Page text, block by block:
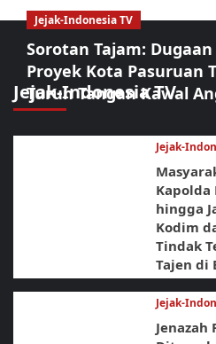
Jejak-Indonesia TV
Jejak-Indonesia TV
Sorotan Tajam:
Proyek Kota Pasuruan
Turun Tangan Kawal
Jejak-
Kapolda
hingga
Kodim
Tindak
Tajen di
Jejak-
Jenazah